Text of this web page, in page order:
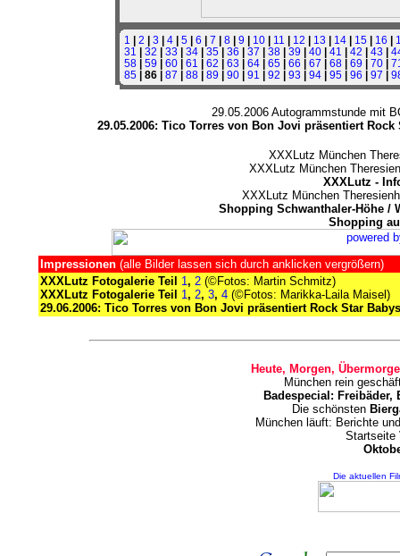
1 | 2 | 3 | 4| 5| 6 | 7 | 8| 9 | 10| 11 | 12 | 13 | 14| 15| 16 |
31 | 32 | 33 | 34| 35| 36 | 37 | 38| 39 | 40| 41 | 42 | 43 |
58| 59 | 60| 61 | 62 | 63 | 64| 65| 66 | 67 | 68| 69 | 70|
85| 86 | 87 | 88| 89 | 90| 91 | 92 | 93 | 94| 95| 96 | 97 |
29.05.2006 Autogrammstunde mit
29.05.2006: Tico Torres von Bon Jovi präsentiert Rock
XXXLutz München
XXXLutz München
XXXLutz -
XXXLutz München
Shopping Schwanthaler-Höhe /
Shopping
Impressionen (alle Bilder lassen sich durch anklicken vergrößern)
XXXLutz Fotogalerie Teil 1, 2 (©Fotos: Martin Schmitz)
XXXLutz Fotogalerie Teil 1, 2, 3, 4 (©Fotos: Marikka-Laila Maisel)
29.06.2006: Tico Torres von Bon Jovi präsentiert Rock Star Babys
Heute, Morgen,
München rein
Badespecial: Freibäder,
Die schönsten
München läuft: Berichte
Startseite
Die aktuellen